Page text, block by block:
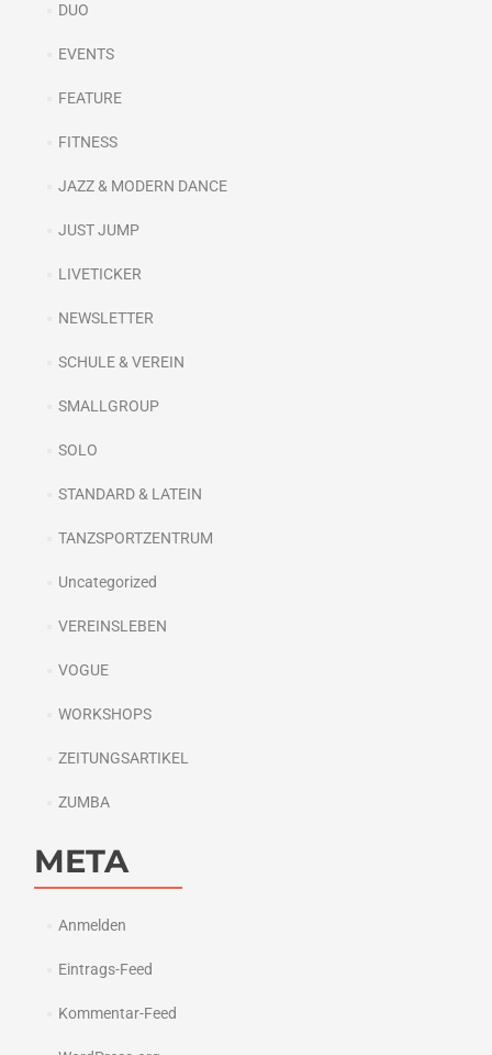
DUO
EVENTS
FEATURE
FITNESS
JAZZ & MODERN DANCE
JUST JUMP
LIVETICKER
NEWSLETTER
SCHULE & VEREIN
SMALLGROUP
SOLO
STANDARD & LATEIN
TANZSPORTZENTRUM
Uncategorized
VEREINSLEBEN
VOGUE
WORKSHOPS
ZEITUNGSARTIKEL
ZUMBA
META
Anmelden
Eintrags-Feed
Kommentar-Feed